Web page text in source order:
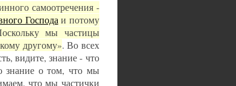
самоотречения -
Господа и потому
мы частицы
другому». Во всех
видите, знание - что
знание о том, что мы
что мы частички